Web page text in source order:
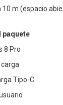
10 m (espacio
paquete
8 Pro
Tipo-C